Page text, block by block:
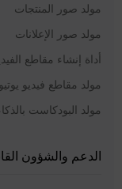
مولد صور المنتجات
مولد صور الإعلانات
أداة إنشاء مقاطع
مولد مقاطع فيديو
مولد البودكاست
الدعم والشؤون